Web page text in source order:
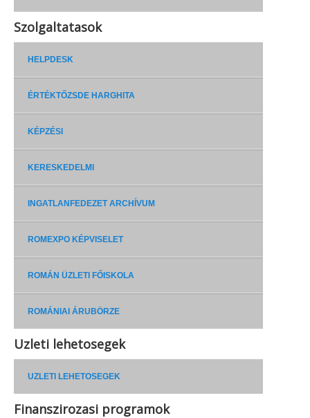
Szolgaltatasok
HELPDESK
ÉRTÉKTŐZSDE HARGHITA
KÉPZÉSI
KERESKEDELMI
INGATLANFEDEZET ARCHÍVUM
ROMEXPO KÉPVISELET
ROMÁN ÜZLETI FŐISKOLA
ROMÁNIAI ÁRUBÖRZE
Uzleti lehetosegek
UZLETI LEHETOSEGEK
Finanszirozasi programok